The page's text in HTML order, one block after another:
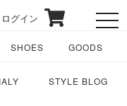
ログイン
SHOES GOODS
STYLE BLOG